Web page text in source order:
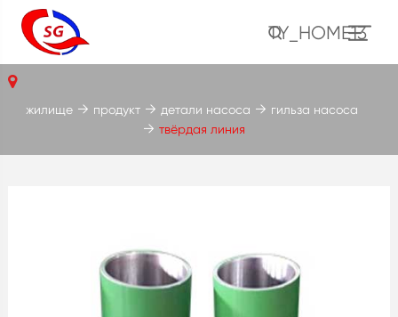
TY_HOME13
жилище продукт детали насоса
гильза насоса
твёрдая линия